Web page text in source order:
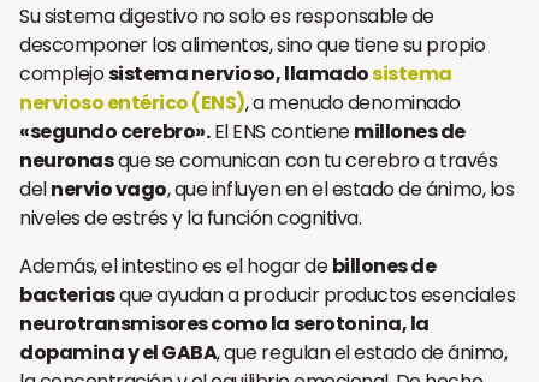
Su sistema digestivo no solo es responsable de
descomponer los alimentos, sino que tiene su propio
complejosistema nervioso, llamadosistema
nervioso entérico (ENS), a menudo denominado
«segundo cerebro».El ENS contienemillones de
neuronasque se comunican con tu cerebro a través
delnervio vago, que influyen en el estado de ánimo, los
niveles de estrés y la función cognitiva.
Además, el intestino es el hogar debillones de
bacteriasque ayudan a producir productos esenciales
neurotransmisores como la serotonina, la
dopamina y el GABA, que regulan el estado de ánimo,